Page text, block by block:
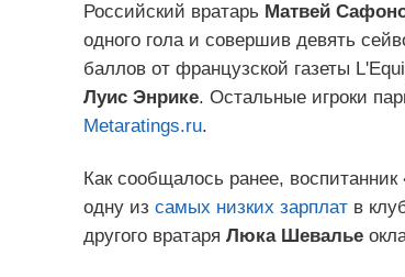
Российский вратарь Матвей
одного гола и совершив девять
баллов от французской газеты
Луис Энрике. Остальные игроки
Metaratings.ru.
Как сообщалось ранее,
одну из самых низких зарплатв
другого вратаря Люка Шевалье